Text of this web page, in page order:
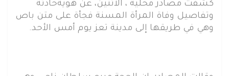
كشفت مصادر محلية ، الاثنين، عن هويةحادثة
وتفاصيل وفاة المرأة المسنة فجأة على متن باص
وهي في طريقها إلى مدينة تعز يوم أمس الأحد.